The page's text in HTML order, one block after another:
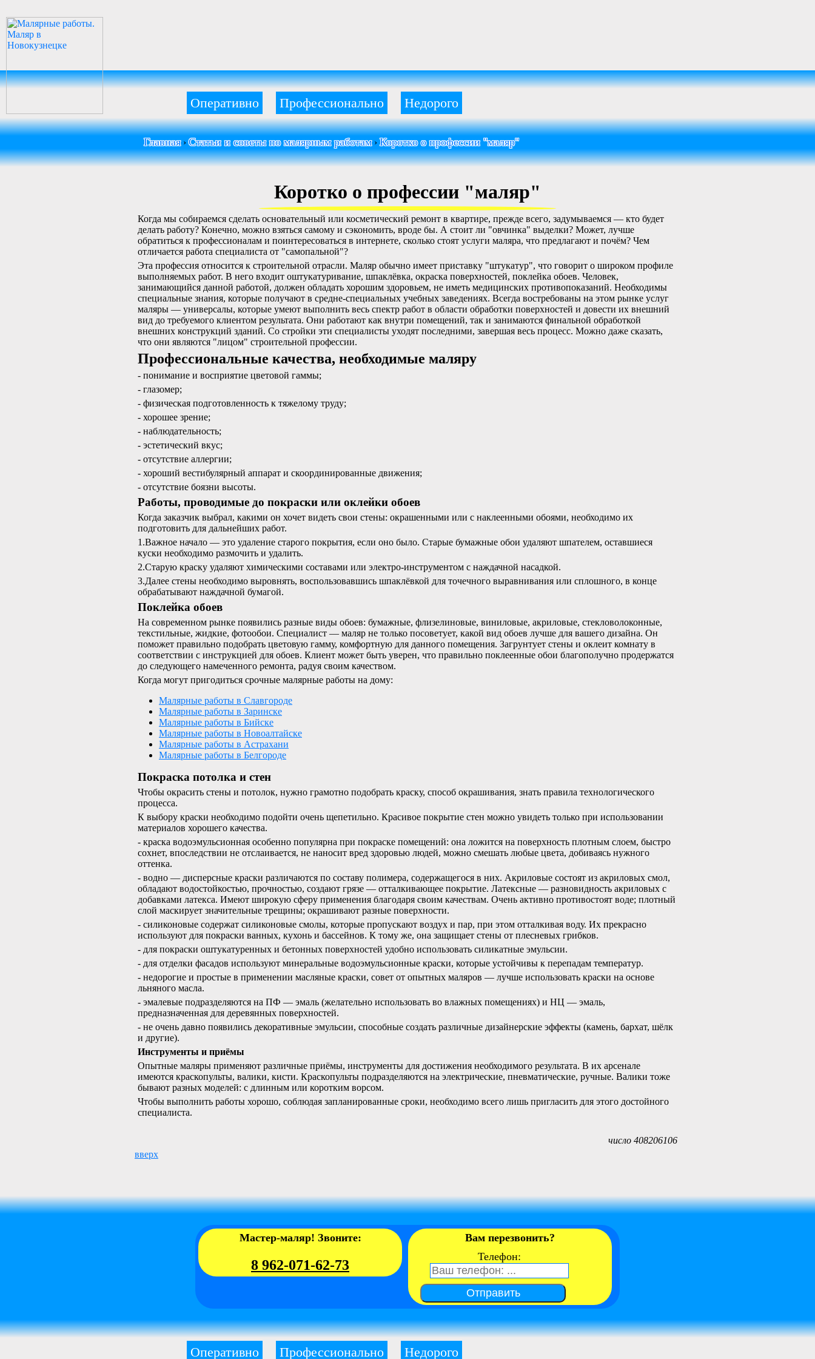
Оперативно Профессионально Недорого
Главная›Статьи и советы по малярным работам›Коротко о профессии "маляр"
Коротко о профессии "маляр"
Когда мы собираемся сделать основательный или косметический ремонт в квартире, прежде всего, задумываемся — кто будет
делать работу? Конечно, можно взяться самому и сэкономить, вроде бы. А стоит ли "овчинка" выделки? Может, лучше
обратиться к профессионалам и поинтересоваться в интернете, сколько стоят услуги маляра, что предлагают и почём? Чем
отличается работа специалиста от "самопальной"?
Эта профессия относится к строительной отрасли. Маляр обычно имеет приставку "штукатур", что говорит о широком профиле
выполняемых работ. В него входит оштукатуривание, шпаклёвка, окраска поверхностей, поклейка обоев. Человек,
занимающийся данной работой, должен обладать хорошим здоровьем, не иметь медицинских противопоказаний. Необходимы
специальные знания, которые получают в средне-специальных учебных заведениях. Всегда востребованы на этом рынке услуг
маляры — универсалы, которые умеют выполнить весь спектр работ в области обработки поверхностей и довести их внешний
вид до требуемого клиентом результата. Они работают как внутри помещений, так и занимаются финальной обработкой
внешних конструкций зданий. Со стройки эти специалисты уходят последними, завершая весь процесс. Можно даже сказать,
что они являются "лицом" строительной профессии.
Профессиональные качества, необходимые маляру
- понимание и восприятие цветовой гаммы;
- глазомер;
- физическая подготовленность к тяжелому труду;
- хорошее зрение;
- наблюдательность;
- эстетический вкус;
- отсутствие аллергии;
- хороший вестибулярный аппарат и скоординированные движения;
- отсутствие боязни высоты.
Работы, проводимые до покраски или оклейки обоев
Когда заказчик выбрал, какими он хочет видеть свои стены: окрашенными или с наклеенными обоями, необходимо их
подготовить для дальнейших работ.
1.Важное начало — это удаление старого покрытия, если оно было. Старые бумажные обои удаляют шпателем, оставшиеся
куски необходимо размочить и удалить.
2.Старую краску удаляют химическими составами или электро-инструментом с наждачной насадкой.
3.Далее стены необходимо выровнять, воспользовавшись шпаклёвкой для точечного выравнивания или сплошного, в конце
обрабатывают наждачной бумагой.
Поклейка обоев
На современном рынке появились разные виды обоев: бумажные, флизелиновые, виниловые, акриловые, стекловолоконные,
текстильные, жидкие, фотообои. Специалист — маляр не только посоветует, какой вид обоев лучше для вашего дизайна. Он
поможет правильно подобрать цветовую гамму, комфортную для данного помещения. Загрунтует стены и оклеит комнату в
соответствии с инструкцией для обоев. Клиент может быть уверен, что правильно поклеенные обои благополучно продержатся
до следующего намеченного ремонта, радуя своим качеством.
Когда могут пригодиться срочные малярные работы на дому:
Малярные работы в Славгороде
Малярные работы в Заринске
Малярные работы в Бийске
Малярные работы в Новоалтайске
Малярные работы в Астрахани
Малярные работы в Белгороде
Покраска потолка и стен
Чтобы окрасить стены и потолок, нужно грамотно подобрать краску, способ окрашивания, знать правила технологического
процесса.
К выбору краски необходимо подойти очень щепетильно. Красивое покрытие стен можно увидеть только при использовании
материалов хорошего качества.
- краска водоэмульсионная особенно популярна при покраске помещений: она ложится на поверхность плотным слоем, быстро
сохнет, впоследствии не отслаивается, не наносит вред здоровью людей, можно смешать любые цвета, добиваясь нужного
оттенка.
- водно — дисперсные краски различаются по составу полимера, содержащегося в них. Акриловые состоят из акриловых смол,
обладают водостойкостью, прочностью, создают грязе — отталкивающее покрытие. Латексные — разновидность акриловых с
добавками латекса. Имеют широкую сферу применения благодаря своим качествам. Очень активно противостоят воде; плотный
слой маскирует значительные трещины; окрашивают разные поверхности.
- силиконовые содержат силиконовые смолы, которые пропускают воздух и пар, при этом отталкивая воду. Их прекрасно
используют для покраски ванных, кухонь и бассейнов. К тому же, она защищает стены от плесневых грибков.
- для покраски оштукатуренных и бетонных поверхностей удобно использовать силикатные эмульсии.
- для отделки фасадов используют минеральные водоэмульсионные краски, которые устойчивы к перепадам температур.
- недорогие и простые в применении масляные краски, совет от опытных маляров — лучше использовать краски на основе
льняного масла.
- эмалевые подразделяются на ПФ — эмаль (желательно использовать во влажных помещениях) и НЦ — эмаль,
предназначенная для деревянных поверхностей.
- не очень давно появились декоративные эмульсии, способные создать различные дизайнерские эффекты (камень, бархат, шёлк
и другие).
Инструменты и приёмы
Опытные маляры применяют различные приёмы, инструменты для достижения необходимого результата. В их арсенале
имеются краскопульты, валики, кисти. Краскопульты подразделяются на электрические, пневматические, ручные. Валики тоже
бывают разных моделей: с длинным или коротким ворсом.
Чтобы выполнить работы хорошо, соблюдая запланированные сроки, необходимо всего лишь пригласить для этого достойного
специалиста.
число 408206106
вверх
Мастер-маляр! Звоните:
8 962-071-62-73
Вам перезвонить?
Телефон:
Отправить
Оперативно Профессионально Недорого